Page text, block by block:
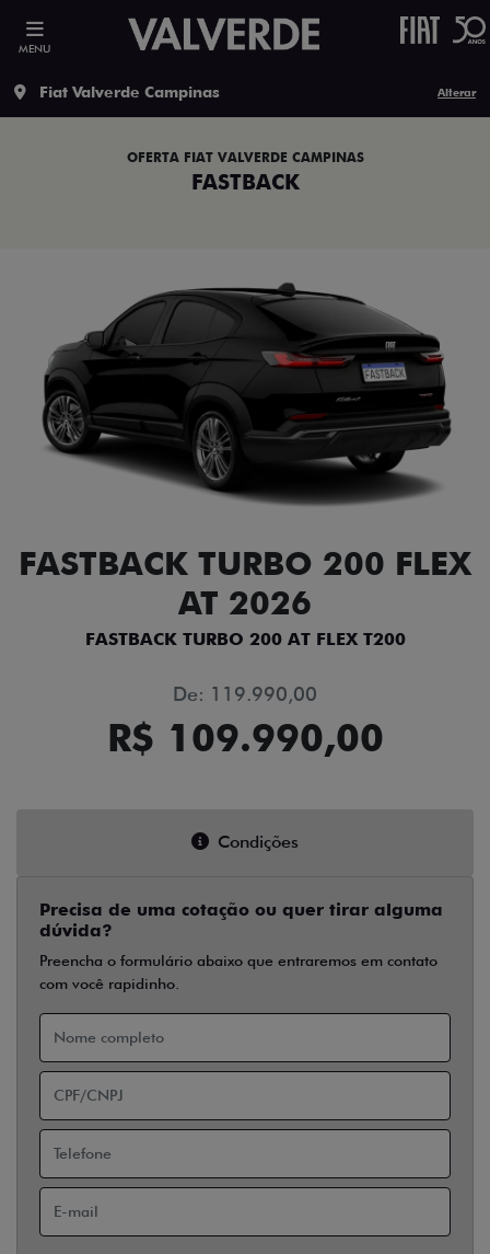
MENU
Fiat Valverde Campinas Alterar
OFERTA FIAT VALVERDE CAMPINAS
FASTBACK
FASTBACK TURBO 200 FLEX
AT 2026
FASTBACK TURBO 200 AT FLEX T200
De: 119.990,00
R$ 109.990,00
Condições
Precisa de uma cotação ou quer tirar alguma
dúvida?
Preencha o formulário abaixo que entraremos em contato
com você rapidinho.